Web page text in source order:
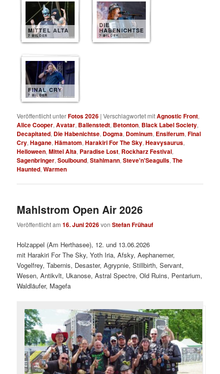
MITTEL ALTA
7 BILDER
DIE
HABENICHTSE
7 BILDER
FINAL CRY
7 BILDER
Veröffentlicht unterFotos 2026 |Verschlagwortet mitAgnostic Front,
Alice Cooper,Avatar, Ballenstedt, Betonton, Black Label Society,
Decapitated, Die Habenichtse, Dogma, Dominum, Ensiferum,Final
Cry,Hagane,Hämatom,Harakiri For The Sky,Heavysaurus,
Helloween,Mittel Alta, Paradise Lost, Rockharz Festival,
Sagenbringer,Soulbound,Stahlmann,Steve'n'Seagulls,The
Haunted,Warmen
Mahlstrom Open Air 2026
Veröffentlicht am16. Juni 2026vonStefan Frühauf
Holzappel (Am Herthasee), 12. und 13.06.2026
mit Harakiri For The Sky, Yoth Iria, Afsky, Aephanemer,
Vogelfrey, Tabernis, Desaster, Agrypnie, Stillbirth, Servant,
Wesen, Antikvlt, Ukanose, Astral Spectre, Old Ruins, Pentarium,
Waldläufer, Magefa